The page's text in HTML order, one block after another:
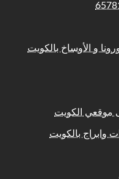
و الأوساخ بالكويت
موقعي الكويت
وابراج بالكويت